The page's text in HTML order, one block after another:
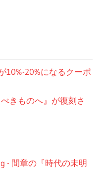
10%-20%になるクーポ
きものへ』が復刻さ
- 間章の『時代の未明